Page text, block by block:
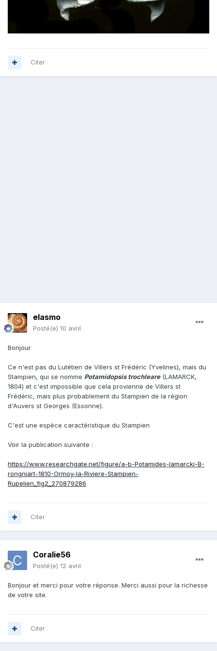
Citer
elasmo
Posté(e) 10 avril
Bonjour
Ce n'est pas du Lutétien de Villers st Frédéric (Yvelines), mais du
Stampien, qui se nomme Potamidopsis trochleare(LAMARCK,
1804) et c'est impossible que cela provienne de Villers st
Frédéric, mais plus probablement du Stampien de la région
d'Auvers st Georges (Essonne).
C'est une espèce caractéristique du Stampien
Voir la publication suivante :
https://www.researchgate.net/figure/a-b-Potamides-lamarcki-B-
rongniart-1810-Ormoy-la-Riviere-Stampien-
Rupelien_fig2_270879286
Citer
Coralie56
Posté(e) 12 avril
Bonjour et merci pour votre réponse. Merci aussi pour la richesse
de votre site.
Citer